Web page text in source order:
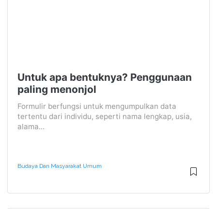
Untuk apa bentuknya? Penggunaan
paling menonjol
Formulir berfungsi untuk mengumpulkan data
tertentu dari individu, seperti nama lengkap, usia,
alama...
Budaya Dan Masyarakat Umum